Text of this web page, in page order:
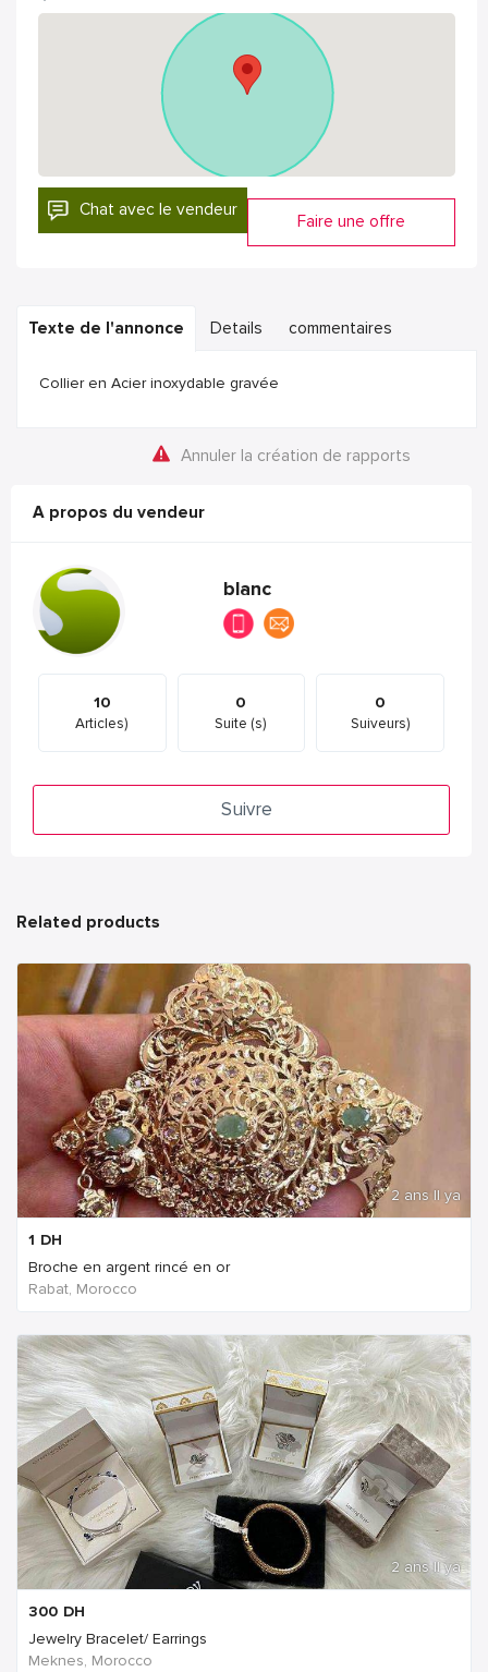
Chat avec le vendeur
Faire une offre
Texte de l'annonce Details commentaires
Collier en Acier inoxydable gravée
Annuler la création de rapports
A propos du vendeur
blanc
10
Articles)
0
Suite (s)
0
Suiveurs)
Suivre
Related products
2 ans Il ya
1 DH
Broche en argent rincé en or
Rabat, Morocco
2 ans Il ya
300 DH
Jewelry Bracelet/ Earrings
Meknes, Morocco